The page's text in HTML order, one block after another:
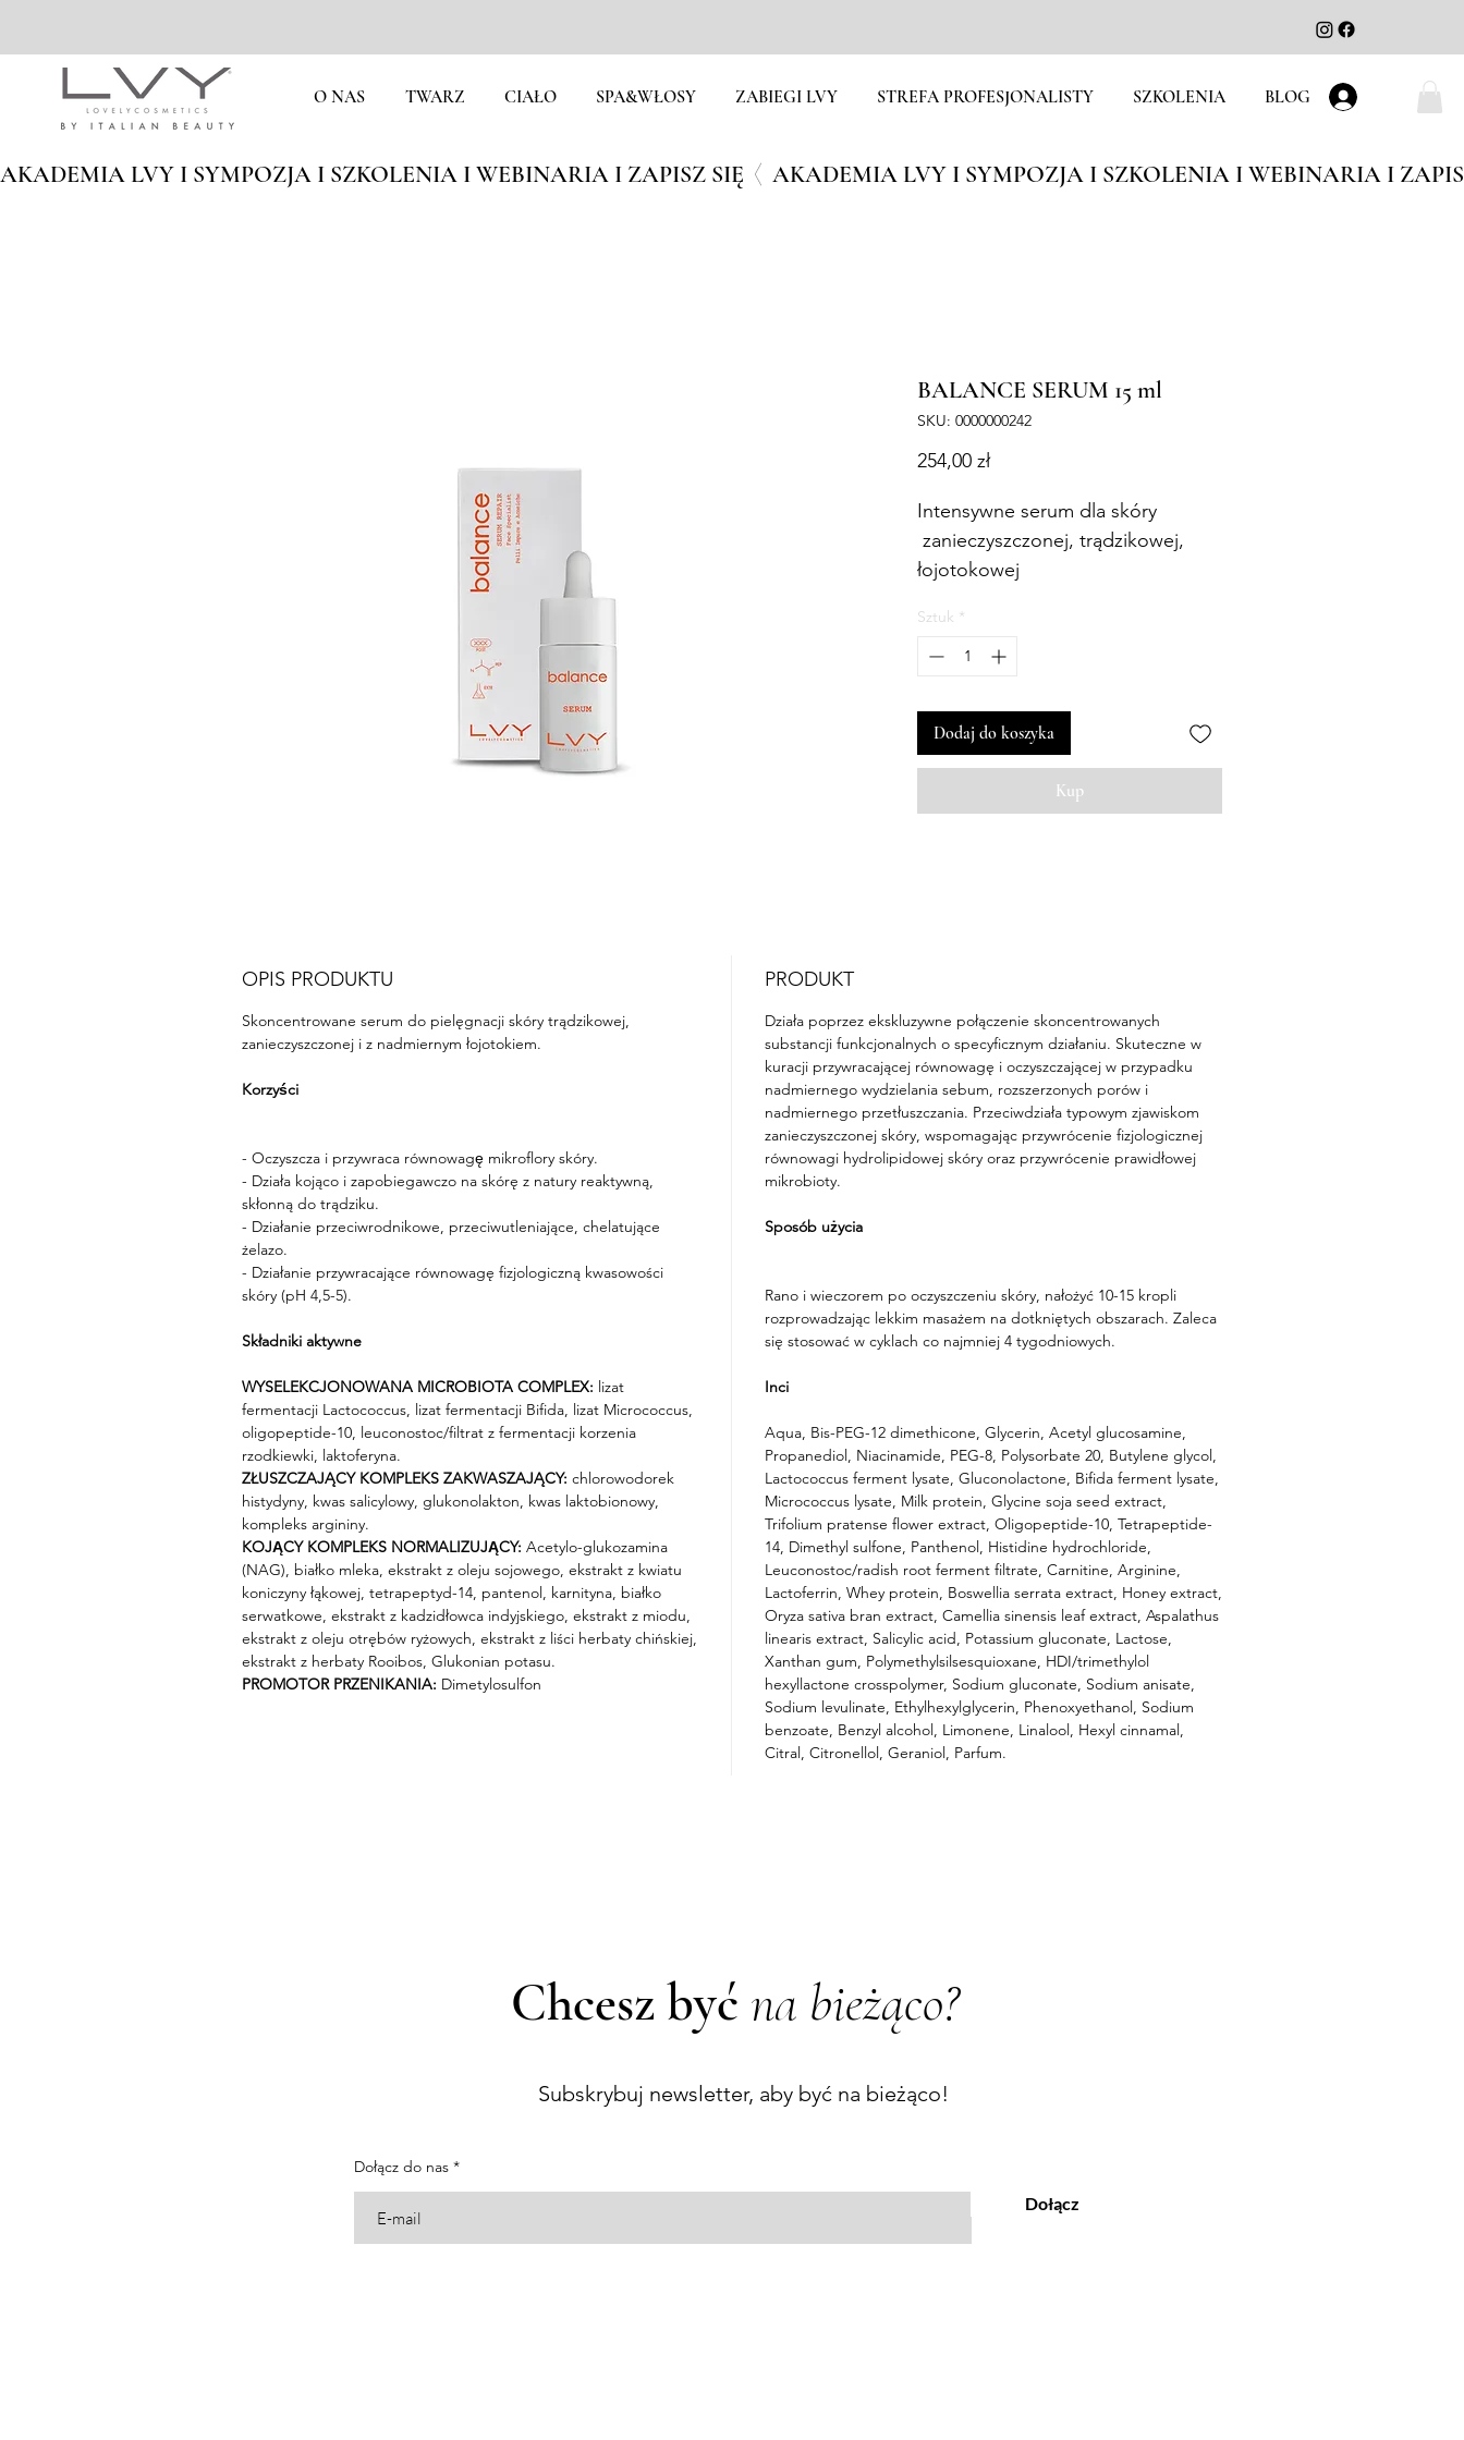
O NAS TWARZ CIAŁO SPA&WŁOSY ZABIEGI LVY STREFA PROFESJONALISTY SZKOLENIA BLOG Zaloguj się
AKADEMIA LVY I SYMPOZJA I SZKOLENIA I WEBINARIA I ZAPISZ SIĘ
BALANCE SERUM 15 ml
SKU: 0000000242
254,00 złCena
Intensywne serum dla skóry
zanieczyszczonej, trądzikowej,
łojotokowej
Sztuk *
Dodaj do koszyka
Kup
OPIS PRODUKTU
Skoncentrowane serum do pielęgnacji skóry trądzikowej,
zanieczyszczonej i z nadmiernym łojotokiem.
Korzyści
- Oczyszcza i przywraca równowagę mikroflory skóry.
- Działa kojąco i zapobiegawczo na skórę z natury reaktywną,
skłonną do trądziku.
- Działanie przeciwrodnikowe, przeciwutleniające, chelatujące
żelazo.
- Działanie przywracające równowagę fizjologiczną kwasowości
skóry (pH 4,5-5).
Składniki aktywne
WYSELEKCJONOWANA MICROBIOTA COMPLEX: lizat
fermentacji Lactococcus, lizat fermentacji Bifida, lizat Micrococcus,
oligopeptide-10, leuconostoc/filtrat z fermentacji korzenia
rzodkiewki, laktoferyna.
ZŁUSZCZAJĄCY KOMPLEKS ZAKWASZAJĄCY: chlorowodorek
histydyny, kwas salicylowy, glukonolakton, kwas laktobionowy,
kompleks argininy.
KOJĄCY KOMPLEKS NORMALIZUJĄCY: Acetylo-glukozamina
(NAG), białko mleka, ekstrakt z oleju sojowego, ekstrakt z kwiatu
koniczyny łąkowej, tetrapeptyd-14, pantenol, karnityna, białko
serwatkowe, ekstrakt z kadzidłowca indyjskiego, ekstrakt z miodu,
ekstrakt z oleju otrębów ryżowych, ekstrakt z liści herbaty chińskiej,
ekstrakt z herbaty Rooibos, Glukonian potasu.
PROMOTOR PRZENIKANIA: Dimetylosulfon
PRODUKT
Działa poprzez ekskluzywne połączenie skoncentrowanych
substancji funkcjonalnych o specyficznym działaniu. Skuteczne w
kuracji przywracającej równowagę i oczyszczającej w przypadku
nadmiernego wydzielania sebum, rozszerzonych porów i
nadmiernego przetłuszczania. Przeciwdziała typowym zjawiskom
zanieczyszczonej skóry, wspomagając przywrócenie fizjologicznej
równowagi hydrolipidowej skóry oraz przywrócenie prawidłowej
mikrobioty.
Sposób użycia
Rano i wieczorem po oczyszczeniu skóry, nałożyć 10-15 kropli
rozprowadzając lekkim masażem na dotkniętych obszarach. Zaleca
się stosować w cyklach co najmniej 4 tygodniowych.
Inci
Aqua, Bis-PEG-12 dimethicone, Glycerin, Acetyl glucosamine,
Propanediol, Niacinamide, PEG-8, Polysorbate 20, Butylene glycol,
Lactococcus ferment lysate, Gluconolactone, Bifida ferment lysate,
Micrococcus lysate, Milk protein, Glycine soja seed extract,
Trifolium pratense flower extract, Oligopeptide-10, Tetrapeptide-
14, Dimethyl sulfone, Panthenol, Histidine hydrochloride,
Leuconostoc/radish root ferment filtrate, Carnitine, Arginine,
Lactoferrin, Whey protein, Boswellia serrata extract, Honey extract,
Oryza sativa bran extract, Camellia sinensis leaf extract, Aspalathus
linearis extract, Salicylic acid, Potassium gluconate, Lactose,
Xanthan gum, Polymethylsilsesquioxane, HDI/trimethylol
hexyllactone crosspolymer, Sodium gluconate, Sodium anisate,
Sodium levulinate, Ethylhexylglycerin, Phenoxyethanol, Sodium
benzoate, Benzyl alcohol, Limonene, Linalool, Hexyl cinnamal,
Citral, Citronellol, Geraniol, Parfum.
Chcesz być na bieżąco?
Subskrybuj newsletter, aby być na bieżąco!
Dołącz do nas
Dołącz